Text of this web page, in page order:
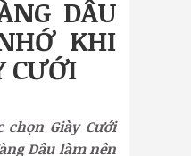
DÂU
KHI
CƯỚI
chọn Giày Cưới
Dâu làm nên